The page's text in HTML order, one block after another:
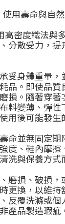
使用壽命與自
高密度織法與
分散受力，提
受身體重量，
品。即使品質
損。隨著穿著
料變薄、彈性
用後可能發生
命並無固定期
度、鞋內摩擦
洗與保養方式
磨損、破損
更換，以維持
反覆洗滌或個
產品製造瑕疵